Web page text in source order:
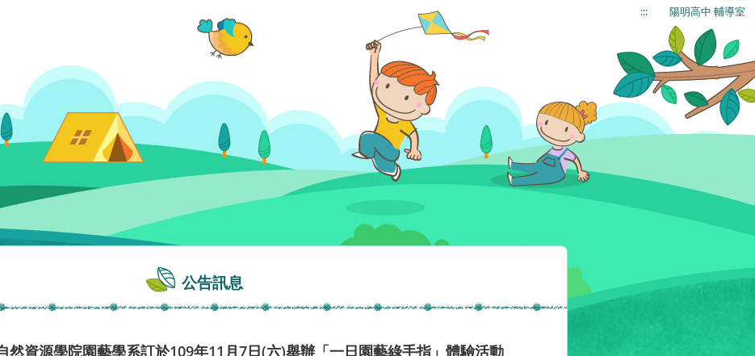
::: 陽明高中 輔導室
公告訊息
然資源學院園藝學系訂於109年11月7日(六)舉辦「一日園藝綠手指」體驗活動